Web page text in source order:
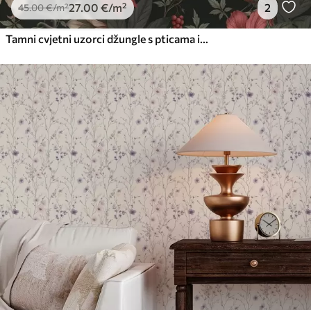
45.00€/m²27.00 €/m² 2
Tamni cvjetni uzorci džungle s pticama i leptirima